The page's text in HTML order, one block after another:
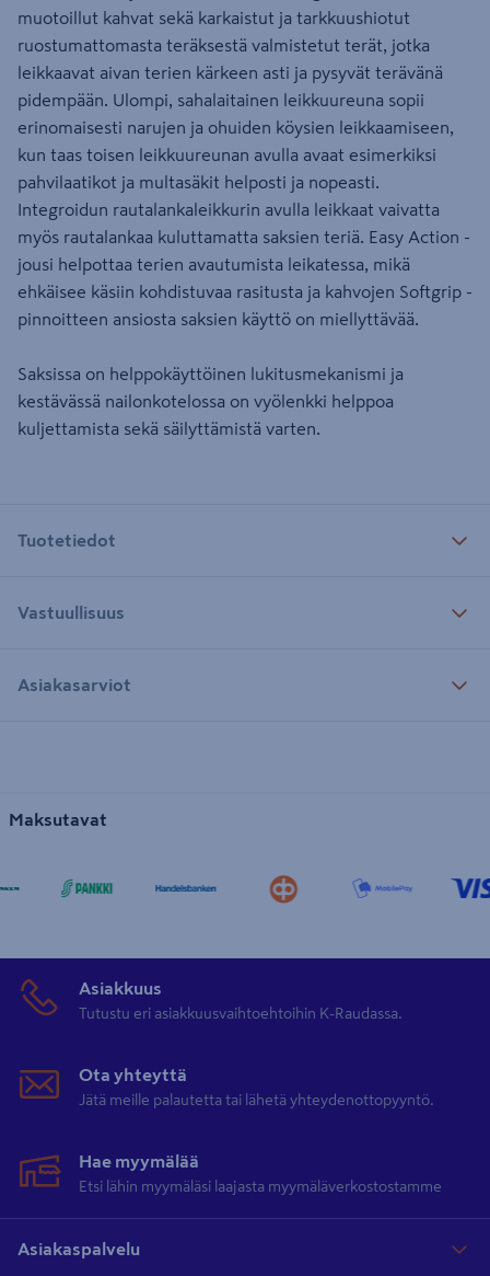
muotoillut kahvat sekä karkaistut ja tarkkuushiotut
ruostumattomasta teräksestä valmistetut terät, jotka
leikkaavat aivan terien kärkeen asti ja pysyvät terävänä
pidempään. Ulompi, sahalaitainen leikkuureuna sopii
erinomaisesti narujen ja ohuiden köysien leikkaamiseen,
kun taas toisen leikkuureunan avulla avaat esimerkiksi
pahvilaatikot ja multasäkit helposti ja nopeasti.
Integroidun rautalankaleikkurin avulla leikkaat vaivatta
myös rautalankaa kuluttamatta saksien teriä. Easy Action -
jousi helpottaa terien avautumista leikatessa, mikä
ehkäisee käsiin kohdistuvaa rasitusta ja kahvojen Softgrip -
pinnoitteen ansiosta saksien käyttö on miellyttävää.
Saksissa on helppokäyttöinen lukitusmekanismi ja
kestävässä nailonkotelossa on vyölenkki helppoa
kuljettamista sekä säilyttämistä varten.
Tuotetiedot
Vastuullisuus
Asiakasarviot
Maksutavat
Asiakkuus
Tutustu eri asiakkuusvaihtoehtoihin K-Raudassa.
Ota yhteyttä
Jätä meille palautetta tai lähetä yhteydenottopyyntö.
Hae myymälää
Etsi lähin myymäläsi laajasta myymäläverkostostamme
Asiakaspalvelu